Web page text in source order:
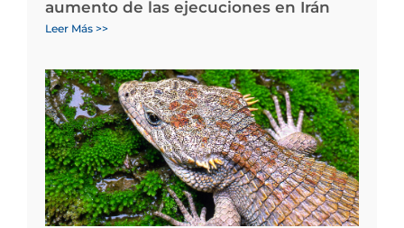
aumento de las ejecuciones en Irán
Leer Más >>